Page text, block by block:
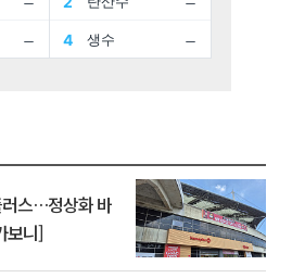
러스…정상화 바
보니]